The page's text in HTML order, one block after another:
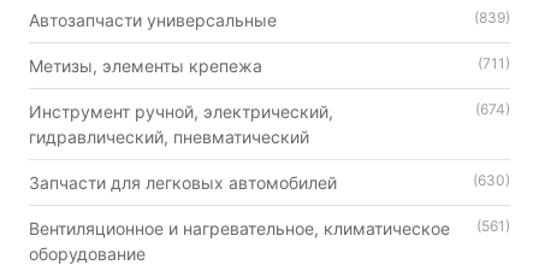
Автозапчасти универсальные (839)
Метизы, элементы крепежа (711)
Инструмент ручной, электрический,
гидравлический, пневматический
(674)
Запчасти для легковых автомобилей (630)
Вентиляционное и нагревательное, климатическое
оборудование
(561)